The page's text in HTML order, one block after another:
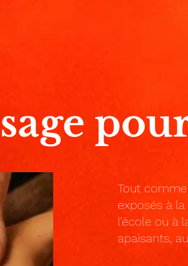
Tout
exposés à
l’école ou à
apaisants,